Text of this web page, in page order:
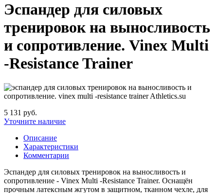
Эспандер для силовых
тренировок на выносливость
и сопротивление. Vinex Multi
-Resistance Trainer
5 131 руб.
Уточните наличие
Описание
Характеристики
Комментарии
Эспандер для силовых тренировок на выносливость и
сопротивление - Vinex Multi -Resistance Trainer. Оснащён
прочным латексным жгутом в защитном, тканном чехле, для